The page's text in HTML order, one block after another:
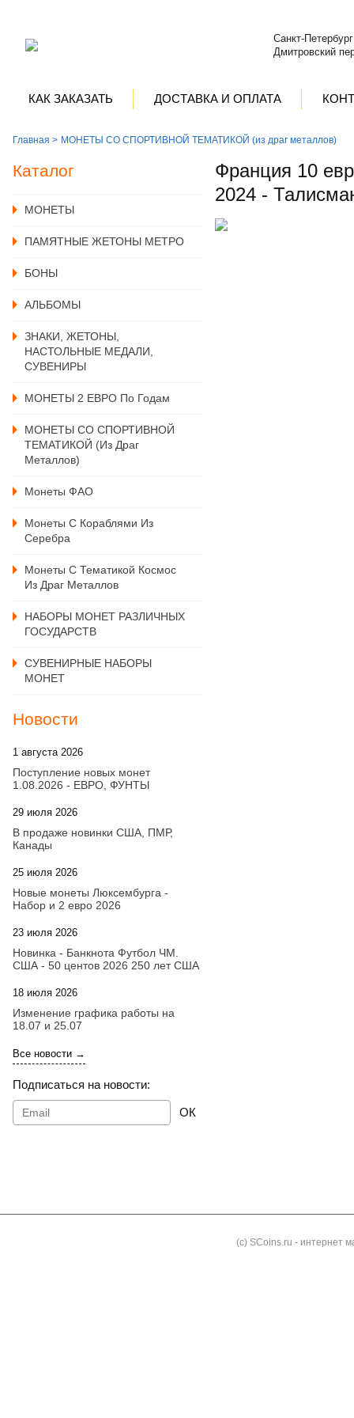
Санкт-Петербург
Дмитровский
КАК ЗАКАЗАТЬ ДОСТАВКА И ОПЛАТА
Главная > МОНЕТЫ СО СПОРТИВНОЙ ТЕМАТИКОЙ (из драг металлов)
Каталог
MОНЕТЫ
ПАМЯТНЫЕ ЖЕТОНЫ МЕТРО
БОНЫ
АЛЬБОМЫ
ЗНАКИ, ЖЕТОНЫ,
НАСТОЛЬНЫЕ МЕДАЛИ,
СУВЕНИРЫ
МОНЕТЫ 2 ЕВРО По Годам
МОНЕТЫ СО СПОРТИВНОЙ
ТЕМАТИКОЙ (из Драг
Металлов)
Монеты ФАО
Монеты С Кораблями Из
Серебра
Монеты С Тематикой Космос
Из Драг Металлов
НАБОРЫ МОНЕТ РАЗЛИЧНЫХ
ГОСУДАРСТВ
СУВЕНИРНЫЕ НАБОРЫ
МОНЕТ
Новости
1 августа 2026
Поступление новых монет
1.08.2026 - ЕВРО, ФУНТЫ
29 июля 2026
В продаже новинки США, ПМР,
Канады
25 июля 2026
Новые монеты Люксембурга -
Набор и 2 евро 2026
23 июля 2026
Новинка - Банкнота Футбол ЧМ.
США - 50 центов 2026 250 лет США
18 июля 2026
Изменение графика работы на
18.07 и 25.07
Все новости →
Подписаться на новости:
ОК
Франция 10
2024 -
(с) SCoins.ru - интернет